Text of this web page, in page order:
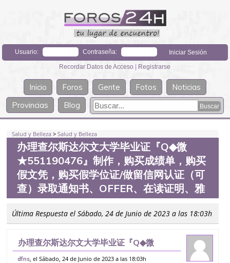
Usuario: Contraseña:
Recordar Datos de Acceso | Registrarse
Inicio Foros Gente Fotos
Noticias
Provincias
Blog
Salud y Belleza >Salud y Belleza
办理查尔斯达尔文大学毕业证『Q◆微
★551190476』制作，购买成绩单，购买
假文凭，购买假学位证/做留信网认证（可
查）录取通知书、OFFER、在读证明、雅
Última Respuesta el Sábado, 24 de Junio de 2023 a las 18:03h
办理查尔斯达尔文大学毕业证『Q◆微
★551190476』制作，购买成绩单，购买
dfns , el Sábado, 24 de Junio de 2023 a las 18:03h